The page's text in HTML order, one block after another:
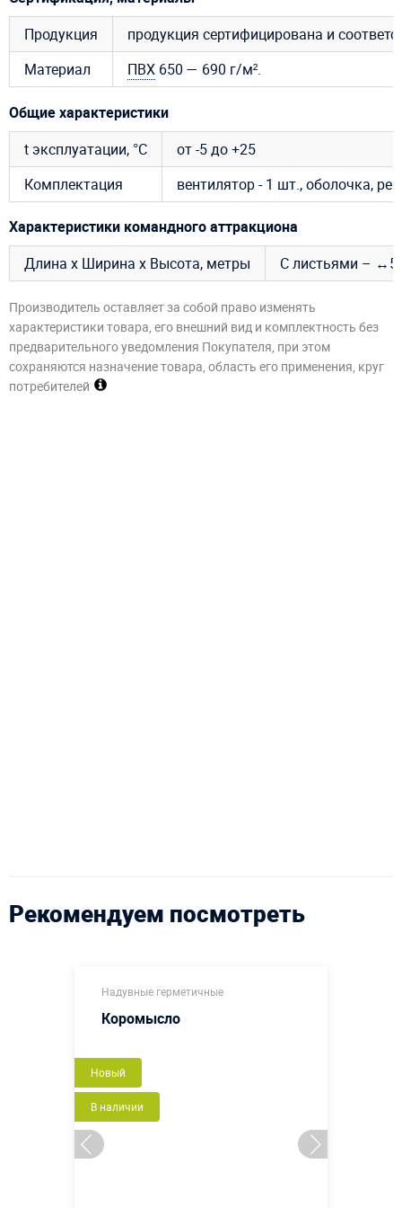
Продукция
продукция сертифицирована и
Материал
ПВХ 650 — 690 г/м².
Общие характеристики
t эксплуатации, °C
от -5 до +25
Комплектация
вентилятор - 1 шт., оболочка,
Характеристики командного аттракциона
Длина х Ширина х Высота, метры
С листьями –
Производитель оставляет за собой право изменять
характеристики товара, его внешний вид и комплектность без
предварительного уведомления Покупателя, при этом
сохраняются назначение товара, область его применения, круг
потребителей
Рекомендуем посмотреть
Надувные герметичные
Коромысло
Новый
В наличии